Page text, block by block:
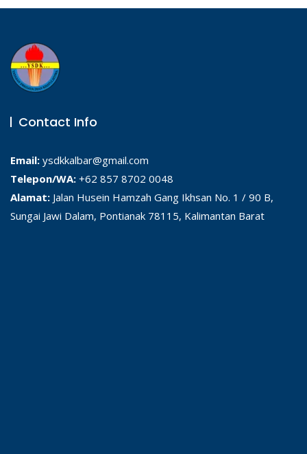
Contact Info
Email: ysdkkalbar@gmail.com
Telepon/WA: +62 857 8702 0048
Alamat: Jalan Husein Hamzah Gang Ikhsan No. 1 / 90 B,
Sungai Jawi Dalam, Pontianak 78115, Kalimantan Barat